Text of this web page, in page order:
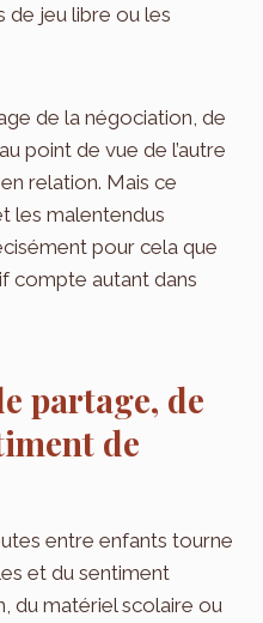
de jeu libre ou les
de la négociation, de
point de vue de l’autre
relation. Mais ce
les malentendus
pour cela que
compte autant dans
partage, de
de
entre enfants tourne
et du sentiment
du matériel scolaire ou